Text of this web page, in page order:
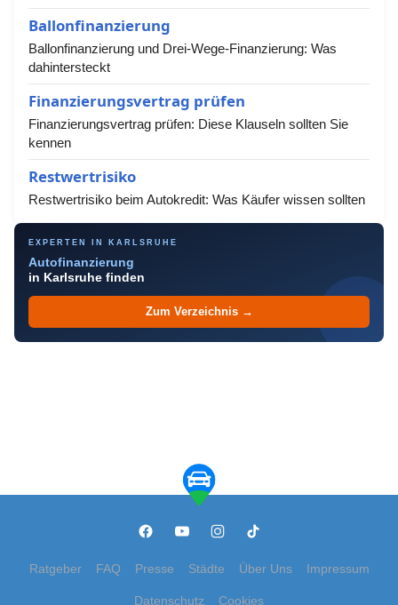
Ballonfinanzierung
Ballonfinanzierung und Drei-Wege-Finanzierung: Was
dahintersteckt
Finanzierungsvertrag prüfen
Finanzierungsvertrag prüfen: Diese Klauseln sollten Sie
kennen
Restwertrisiko
Restwertrisiko beim Autokredit: Was Käufer wissen sollten
EXPERTEN IN KARLSRUHE
Autofinanzierung
in Karlsruhe finden
Zum Verzeichnis →
Ratgeber FAQ Presse Städte Über Uns Impressum
Datenschutz Cookies